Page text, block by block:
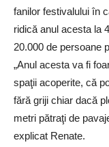
fanilor festivalului în
ridică anul acesta la
20.000 de persoane
„Anul acesta va fi
spaţii acoperite, că
fără griji chiar dacă
metri pătraţi de
explicat Renate.